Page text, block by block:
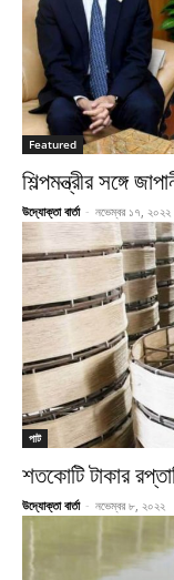
Featured
শিল্পমন্ত্রীর সঙ্গে
উদ্যোক্তা বার্তা - নভেম্বর ১৭, ২০২২
পাট
শতকোটি টাকার
উদ্যোক্তা বার্তা - নভেম্বর ৮, ২০২২